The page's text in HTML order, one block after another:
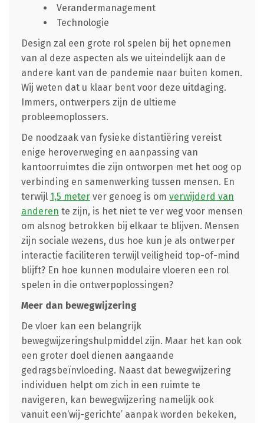
Verandermanagement
Technologie
Design zal een grote rol spelen bij het opnemen
van al deze aspecten als we uiteindelijk aan de
andere kant van de pandemie naar buiten komen.
Wij weten dat u klaar bent voor deze uitdaging.
Immers, ontwerpers zijn de ultieme
probleemoplossers.
De noodzaak van fysieke distantiëring vereist
enige heroverweging en aanpassing van
kantoorruimtes die zijn ontworpen met het oog op
verbinding en samenwerking tussen mensen. En
terwijl 1,5 meterver genoeg is om verwijderd van
anderen te zijn, is het niet te ver weg voor mensen
om alsnog betrokken bij elkaar te blijven. Mensen
zijn sociale wezens, dus hoe kun je als ontwerper
interactie faciliteren terwijl veiligheid top-of-mind
blijft? En hoe kunnen modulaire vloeren een rol
spelen in die ontwerpoplossingen?
Meer dan bewegwijzering
De vloer kan een belangrijk
bewegwijzeringshulpmiddel zijn. Maar het kan ook
een groter doel dienen aangaande
gedragsbeïnvloeding. Naast dat bewegwijzering
individuen helpt om zich in een ruimte te
navigeren, kan bewegwijzering namelijk ook
vanuit een‘wij-gerichte’ aanpak worden bekeken,